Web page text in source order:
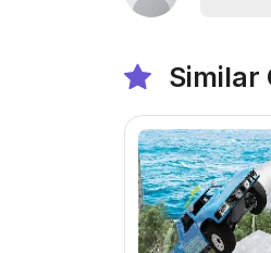
Similar